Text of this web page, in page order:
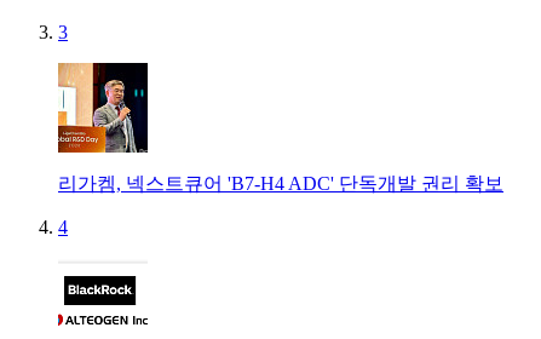
3
리가켐, 넥스트큐어 'B7-H4 ADC' 단독개발 권리 확보
4